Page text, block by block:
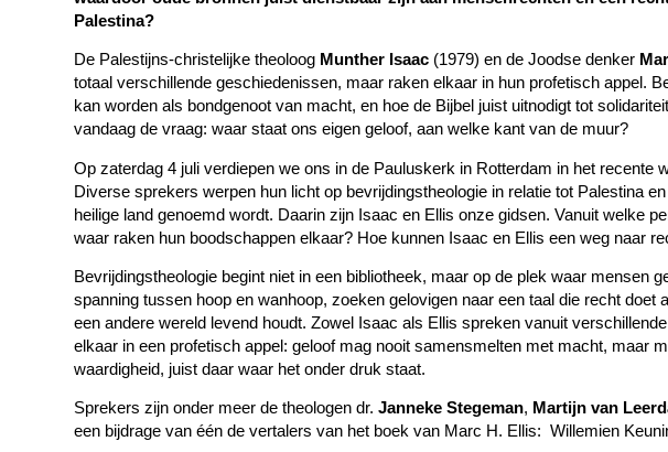
Palestina?
De Palestijns-christelijke theoloog Munther Isaac (1979) en de Joodse denker
totaal verschillende geschiedenissen, maar raken elkaar in hun profetisch appel.
kan worden als bondgenoot van macht, en hoe de Bijbel juist uitnodigt tot
vandaag de vraag: waar staat ons eigen geloof, aan welke kant van de muur?
Op zaterdag 4 juli verdiepen we ons in de Pauluskerk in Rotterdam in het recente
Diverse sprekers werpen hun licht op bevrijdingstheologie in relatie tot Palestina
heilige land genoemd wordt. Daarin zijn Isaac en Ellis onze gidsen. Vanuit welke
waar raken hun boodschappen elkaar? Hoe kunnen Isaac en Ellis een weg naar
Bevrijdingstheologie begint niet in een bibliotheek, maar op de plek waar mensen
spanning tussen hoop en wanhoop, zoeken gelovigen naar een taal die recht doet
een andere wereld levend houdt. Zowel Isaac als Ellis spreken vanuit
elkaar in een profetisch appel: geloof mag nooit samensmelten met macht, maar
waardigheid, juist daar waar het onder druk staat.
Sprekers zijn onder meer de theologen dr.Janneke Stegeman, Martijn van
een bijdrage van één de vertalers van het boek van Marc H. Ellis: Willemien